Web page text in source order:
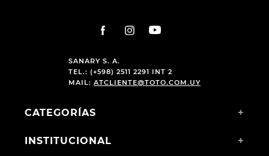
SANARY S. A.
TEL.: (+598) 2511 2291 INT 2
MAIL: ATCLIENTE@TOTO.COM.UY
CATEGORÍAS +
INSTITUCIONAL +